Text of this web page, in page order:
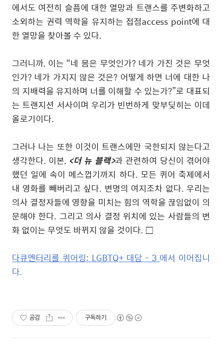
에서도 여전히 슬픔에 대한 열망과 트랜스를 주변화하고
소외하는 권력 역학을 유지하는 접점access point에 대
한 열망을 찾아볼 수 있다.
그러니까, 이는 “네 몸은 무엇인가? 네가 가진 것은 무엇
인가? 네가 가지지 않은 것은? 어떻게 하면 너에 대한 나
의 지배력을 유지하며 너를 이해할 수 있는가?”로 대표되
는 트랜지션 서사이며 우리가 빈번하게 맞부딪히는 이데
올로기이다.
그러나 나는 또한 이것이 트랜스에만 국한되지 않는다고
생각한다. 이본, <더 뉴 블랙>과 관련하여 당신이 겪어야
했던 일에 속이 메스껍기까지 하다. 모든 퀴어 축제에서
내 영화를 빼버리고 싶다. 변명의 여지조차 없다. 우리는
의사 결정자들에 영향을 미치는 힘의 역학을 끊임없이 의
문해야 한다. 그리고 의사 결정 위치에 있는 사람들의 변
화 없이는 무엇도 바뀌지 않을 것이다. □
다큐멘터리를 퀴어링: LGBTQ+ 대담 - 3 에서 이어집니
다.
공감 구독하기